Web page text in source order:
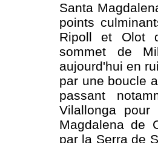
Santa
points
Ripoll et Olot
sommet de
aujourd'hui en
par une boucle
passant
Vilallonga
Magdalena de
par la Serra de